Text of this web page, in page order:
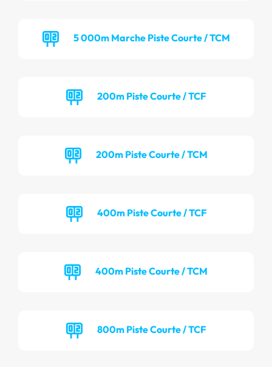
5 000m Marche Piste Courte / TCM
200m Piste Courte / TCF
200m Piste Courte / TCM
400m Piste Courte / TCF
400m Piste Courte / TCM
800m Piste Courte / TCF